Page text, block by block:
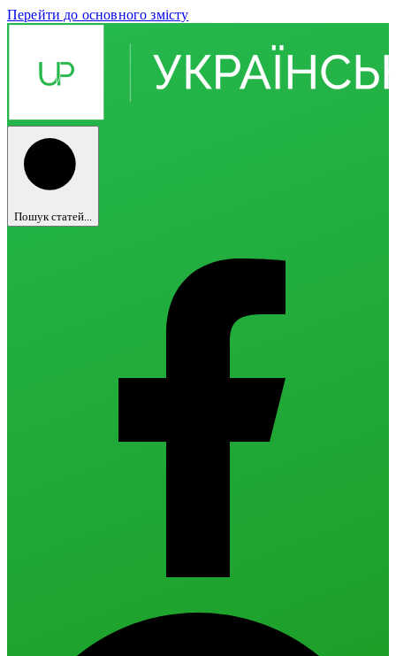
Перейти до основного змісту
Пошук статей...